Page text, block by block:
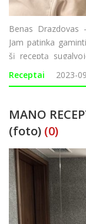
Benas Drazdovas
Jam patinka
šį receptą
akies”, tad
Receptai 2023-
MANO
(foto) (0)